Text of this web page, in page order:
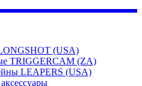
(USA)
TRIGGERCAM (ZA)
LEAPERS (USA)